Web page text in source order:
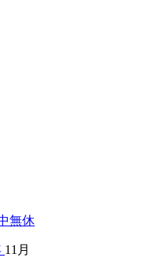
無休
11月